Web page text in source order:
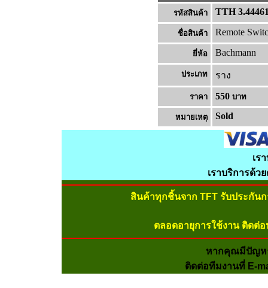
รหัสสินค้า TTH
ชื่อสินค้า Remote
ยี่ห้อ Bachmann
ประเภท ราง
ราคา 550 บาท
หมายเหต Sold
เร
เราบริการด้ว
สินค้าทุกชิ้นจาก TFT รับประกัน
ตลอดอายุการใช้งาน ติดต่
หากคุณมีปัญห
ติดต่อทีมงานที่ E-